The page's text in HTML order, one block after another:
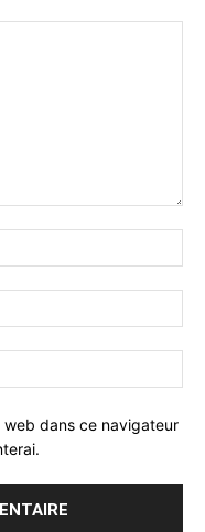
web dans ce navigateur